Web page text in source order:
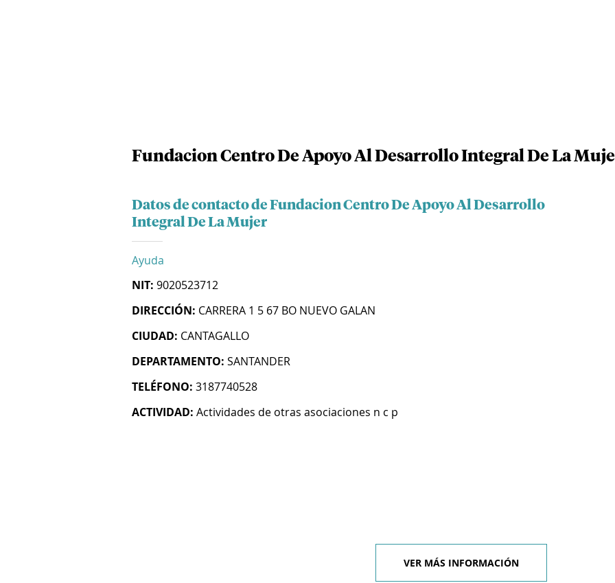
Fundacion Centro De Apoyo Al Desarrollo Integral De La
Datos de contacto de Fundacion Centro De Apoyo Al Desarrollo
Integral De La Mujer
Ayuda
NIT: 9020523712
DIRECCIÓN: CARRERA 1 5 67 BO NUEVO GALAN
CIUDAD: CANTAGALLO
DEPARTAMENTO: SANTANDER
TELÉFONO: 3187740528
ACTIVIDAD: Actividades de otras asociaciones n c p
VER MÁS INFORMACIÓN